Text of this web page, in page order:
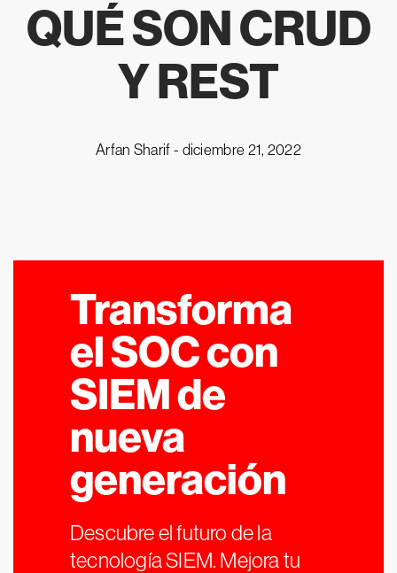
QUÉ SON CRUD
Y REST
Arfan Sharif - diciembre 21, 2022
Transforma
el SOC con
SIEM de
nueva
generación
Descubre el futuro de la
tecnología SIEM. Mejora tu